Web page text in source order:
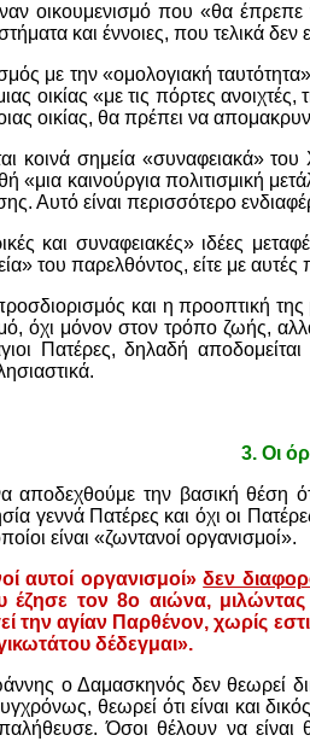
οικουμενισμό που «θα
και έννοιες, που τελικά
με την «ομολογιακή
οικίας «με τις πόρτες
οικίας, θα πρέπει να
κοινά σημεία «συναφειακά»
«μια καινούργια πολιτισμική
Αυτό είναι περισσότερο
και συναφειακές» ιδέες
του παρελθόντος, είτε με
και η προοπτική
όχι μόνον στον τρόπο ζωής,
Πατέρες, δηλαδή
3.Οι
αποδεχθούμε την βασική θέση
γεννά Πατέρες και όχι οι
είναι «ζωντανοί οργανισμοί».
αυτοί οργανισμοί»δεν
τον 8ο αιώνα, μιλώντας
την αγίαν Παρθένον, χωρίς
δέδεγμαι».
ο Δαμασκηνός δεν θεωρεί
θεωρεί ότι είναι και
Όσοι θέλουν να είναι